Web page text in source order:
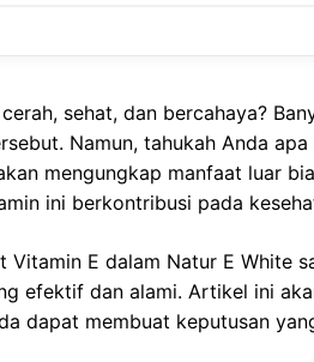
sehat, dan bercahaya?
Namun, tahukah Anda
mengungkap manfaat luar
ini berkontribusi pada
Vitamin E dalam Natur E White
efektif dan alami. Artikel ini
dapat membuat keputusan